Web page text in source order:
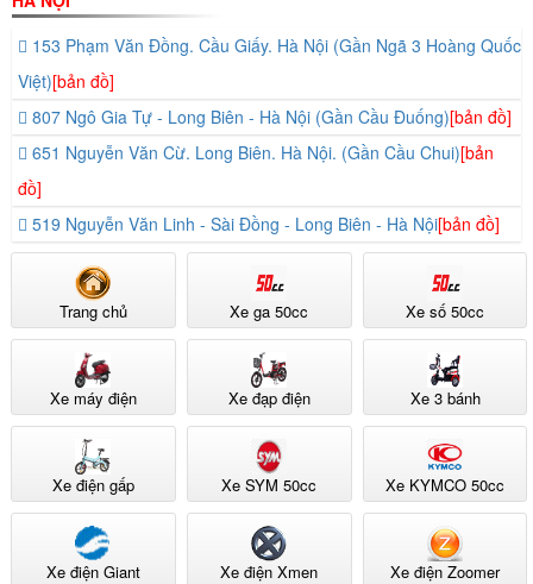
động mang lại trải nghiệm lái đơn giản và thoải mái cho người dùng.
153 Phạm Văn Đồng. Cầu Giấy. Hà Nội (Gần Ngã 3 Hoàng Quốc
Việt)[bản đồ]
807 Ngô Gia Tự - Long Biên - Hà Nội (Gần Cầu Đuống)[bản đồ]
651 Nguyễn Văn Cừ. Long Biên. Hà Nội. (Gần Cầu Chui)[bản
đồ]
519 Nguyễn Văn Linh - Sài Đồng - Long Biên - Hà Nội[bản đồ]
Trang chủ Xe ga 50cc Xe số 50cc
Xe máy điện Xe đạp điện Xe 3 bánh
Xe điện gấp Xe SYM 50cc Xe KYMCO 50cc
Xe điện Giant Xe điện Xmen Xe điện Zoomer